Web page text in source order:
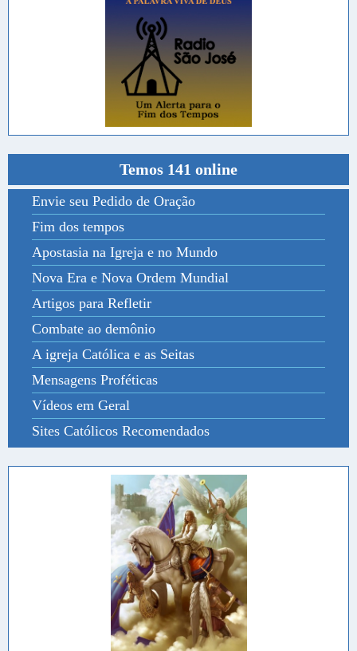
Temos 141 online
Envie seu Pedido de Oração
Fim dos tempos
Apostasia na Igreja e no Mundo
Nova Era e Nova Ordem Mundial
Artigos para Refletir
Combate ao demônio
A igreja Católica e as Seitas
Mensagens Proféticas
Vídeos em Geral
Sites Católicos Recomendados